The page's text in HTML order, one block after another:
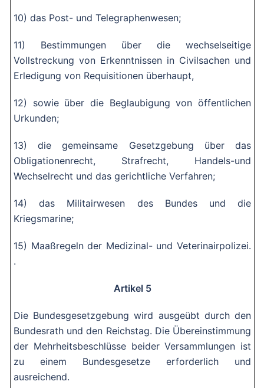
10) das Post- und Telegraphenwesen;
11) Bestimmungen über die wechselseitige
Vollstreckung von Erkenntnissen in Civilsachen und
Erledigung von Requisitionen überhaupt,
12) sowie über die Beglaubigung von öffentlichen
Urkunden;
13) die gemeinsame Gesetzgebung über das
Obligationenrecht, Strafrecht, Handels-und
Wechselrecht und das gerichtliche Verfahren;
14) das Militairwesen des Bundes und die
Kriegsmarine;
15) Maaßregeln der Medizinal- und Veterinairpolizei.
.
Artikel 5
Die Bundesgesetzgebung wird ausgeübt durch den
Bundesrath und den Reichstag. Die Übereinstimmung
der Mehrheitsbeschlüsse beider Versammlungen ist
zu einem Bundesgesetze erforderlich und
ausreichend.